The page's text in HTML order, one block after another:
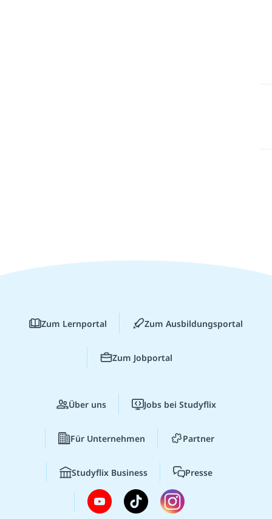
Zum Lernportal Zum Ausbildungsportal
Zum Jobportal
Über uns Jobs bei Studyflix
Für Unternehmen Partner
Studyflix Business Presse